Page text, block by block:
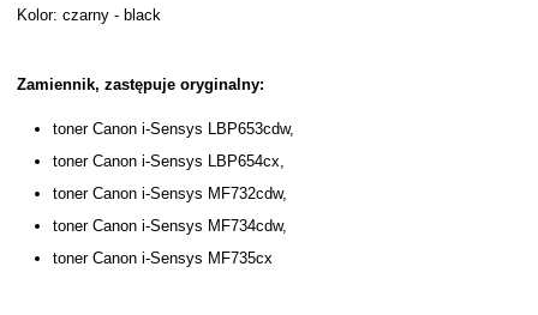
Kolor: czarny - black
Zamiennik, zastępuje oryginalny:
toner Canon i-Sensys LBP653cdw,
toner Canon i-Sensys LBP654cx,
toner Canon i-Sensys MF732cdw,
toner Canon i-Sensys MF734cdw,
toner Canon i-Sensys MF735cx